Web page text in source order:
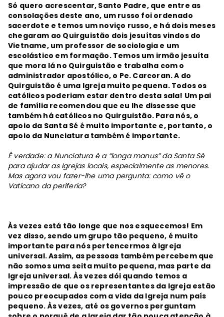
Só quero acrescentar, Santo Padre, que entre as
consolações deste ano, um russo foi ordenado
sacerdote e temos um noviço russo, e há dois meses
chegaram ao Quirguistão dois jesuítas vindos do
Vietname, um professor de sociologia e um
escolástico em formação. Temos um irmão jesuíta
que mora lá no Quirguistão e trabalha com o
administrador apostólico, o Pe. Carcoran. A do
Quirguistão é uma Igreja muito pequena. Todos os
católicos poderiam estar dentro desta sala! Um pai
de família recomendou que eu lhe dissesse que
também há católicos no Quirguistão. Para nós, o
apoio da Santa Sé é muito importante e, portanto, o
apoio da Nunciatura também é importante.
É verdade: a Nunciatura é a “longa manus” da Santa Sé
para ajudar as Igrejas locais, especialmente as menores.
Mas agora vou fazer-lhe uma pergunta: como vê o
Vaticano da periferia?
Às vezes está tão longe que nos esquecemos! Em
vez disso, sendo um grupo tão pequeno, é muito
importante para nós pertencermos à Igreja
universal. Assim, as pessoas também percebem que
não somos uma seita muito pequena, mas parte da
Igreja universal. Às vezes dói quando temos a
impressão de que os representantes da Igreja estão
pouco preocupados com a vida da Igreja num país
pequeno. Às vezes, até os governos perguntam